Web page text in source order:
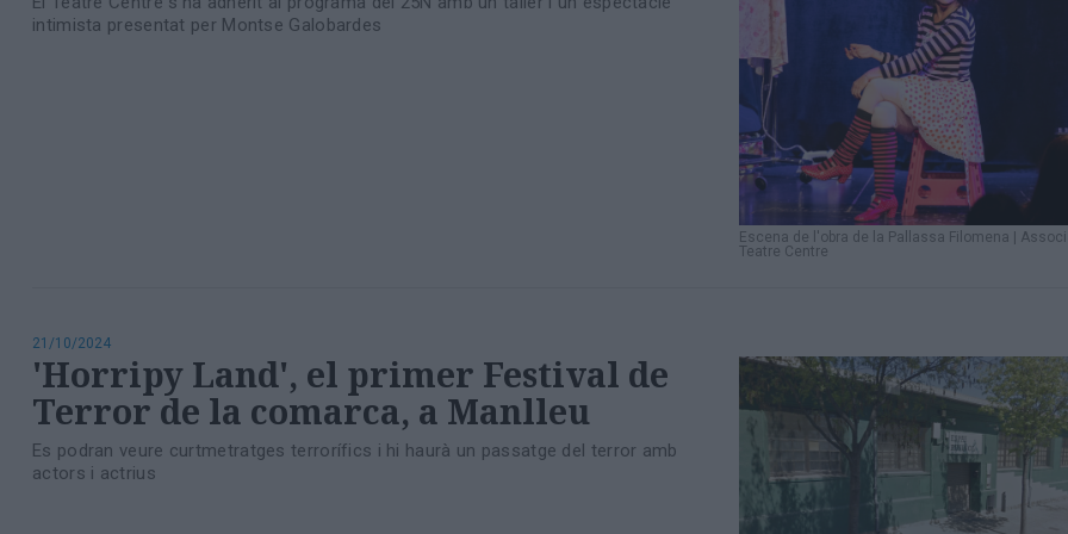
Escena de l'obra de la Pallassa Filomena |
Teatre Centre
intimista presentat per Montse Galobardes
21/10/2024
'Horripy Land', el primer Festival de
Terror de la comarca, a Manlleu
Es podran veure curtmetratges terrorífics i hi haurà un passatge del terror amb
actors i actrius